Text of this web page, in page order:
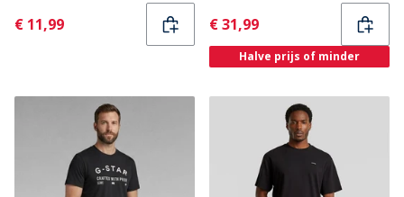
Current
€ 11,99 Current
€ 31,99
Halve prijs of minder